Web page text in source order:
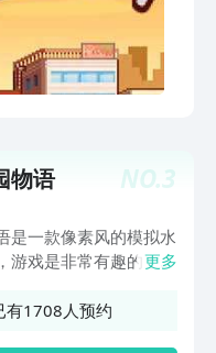
NO.3
物语
是一款像素风的模拟水
游戏是非常有趣的，在
多的努力，游戏中的
更多
有1708人预约